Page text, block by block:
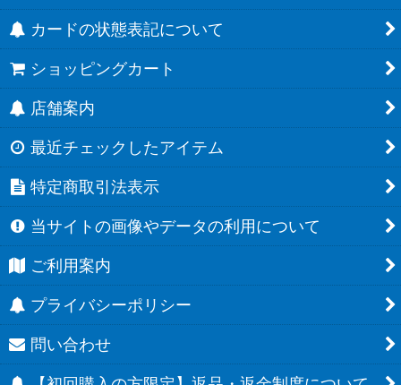
カードの状態表記について
ショッピングカート
店舗案内
最近チェックしたアイテム
特定商取引法表示
当サイトの画像やデータの利用について
ご利用案内
プライバシーポリシー
問い合わせ